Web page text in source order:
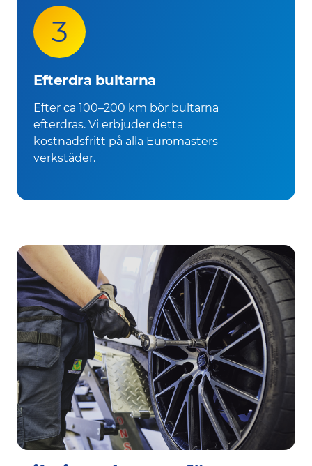
3
Efterdra bultarna
Efter ca 100–200 km bör bultarna
efterdras. Vi erbjuder detta
kostnadsfritt på alla Euromasters
verkstäder.